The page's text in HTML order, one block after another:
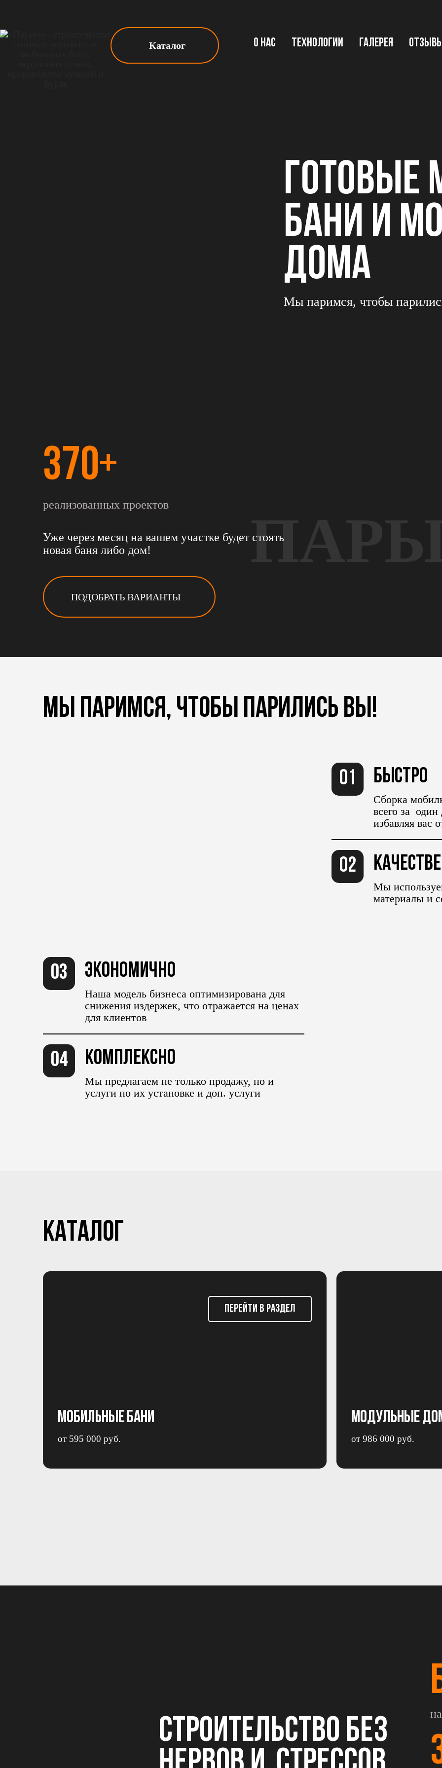
Каталог О НАС ТЕХНОЛОГИИ ГАЛЕРЕЯ
ГОТОВЫЕ
БАНИ И
ДОМА
Мы паримся, чтобы
370+
реализованных проектов
Уже через месяц на вашем участке будет стоять
новая баня либо дом!
ПОДОБРАТЬ ВАРИАНТЫ
МЫ ПАРИМСЯ, ЧТОБЫ ПАРИЛИСЬ ВЫ!
01 Быстро
Сборка
всего за
избавляя вас
02
Мы
материалы и
03 Экономично
Наша модель бизнеса оптимизирована для
снижения издержек, что отражается на ценах
для клиентов
04 Комплексно
Мы предлагаем не только продажу, но и
услуги по их установке и доп. услуги
КАТАЛОГ
Мобильные бани
от 595 000 руб.
Перейти в раздел
Модульные
от 986 000 руб.
СТРОИТЕЛЬСТВО БЕЗ